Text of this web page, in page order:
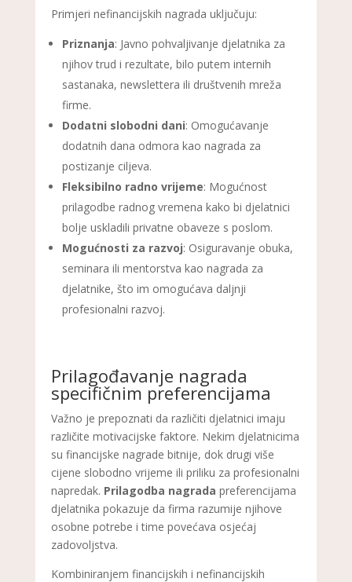
Primjeri nefinancijskih nagrada uključuju:
Priznanja: Javno pohvaljivanje djelatnika za
njihov trud i rezultate, bilo putem internih
sastanaka, newslettera ili društvenih mreža
firme.
Dodatni slobodni dani: Omogućavanje
dodatnih dana odmora kao nagrada za
postizanje ciljeva.
Fleksibilno radno vrijeme: Mogućnost
prilagodbe radnog vremena kako bi djelatnici
bolje uskladili privatne obaveze s poslom.
Mogućnosti za razvoj: Osiguravanje obuka,
seminara ili mentorstva kao nagrada za
djelatnike, što im omogućava daljnji
profesionalni razvoj.
Prilagođavanje nagrada
specifičnim preferencijama
Važno je prepoznati da različiti djelatnici imaju
različite motivacijske faktore. Nekim djelatnicima
su financijske nagrade bitnije, dok drugi više
cijene slobodno vrijeme ili priliku za profesionalni
napredak. Prilagodba nagrada preferencijama
djelatnika pokazuje da firma razumije njihove
osobne potrebe i time povećava osjećaj
zadovoljstva.
Kombiniranjem financijskih i nefinancijskih